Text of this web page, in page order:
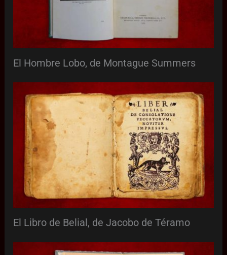
El Hombre Lobo, de Montague Summers
El Libro de Belial, de Jacobo de Téramo